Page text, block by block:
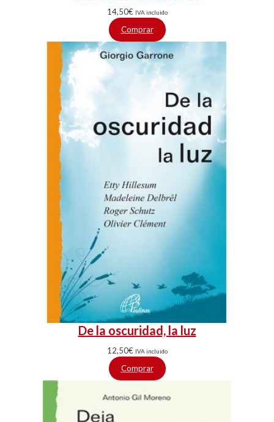
14,50€ IVA incluido
Comprar
De la oscuridad, la luz
12,50€ IVA incluido
Comprar